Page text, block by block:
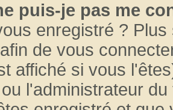
puis-je pas me
enregistré ?
de vous
affiché si vous
l'administrateur